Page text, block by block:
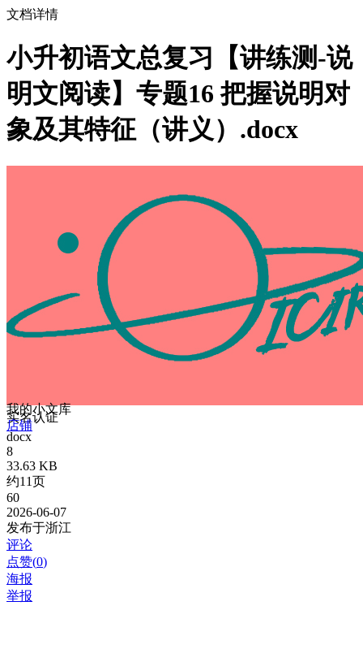
文档详情
小升初语文总复习【讲练测-说
明文阅读】专题16 把握说明对
象及其特征（讲义）.docx
我的小文库
实名认证
店铺
docx
8
33.63 KB
约11页
60
2026-06-07
发布于浙江
评论
点赞(0)
海报
举报